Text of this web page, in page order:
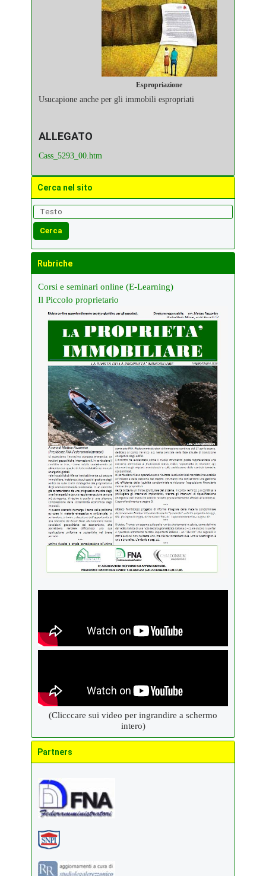
Espropriazione
Usucapione anche per gli immobili espropriati
ALLEGATO
Cass_5293_00.htm
Cerca nel sito
Rubriche
Corsi e seminari online (E-Learning)
Il Piccolo proprietario
(Clicccare sui video per ingrandire a schermo
intero)
Partners